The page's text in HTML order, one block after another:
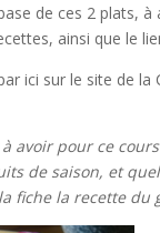
de ces 2 plats,
ainsi que le
ici sur le site de
avoir pour ce
de saison, et
fiche la recette du